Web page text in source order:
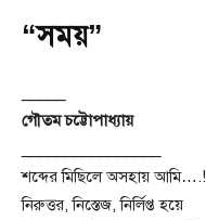
“সময়”
গৌতম চট্টোপাধ্যায়
শব্দের মিছিলে অসহায় আমি….!
নিরুত্তর, নিস্তেজ, নির্লিপ্ত হয়ে